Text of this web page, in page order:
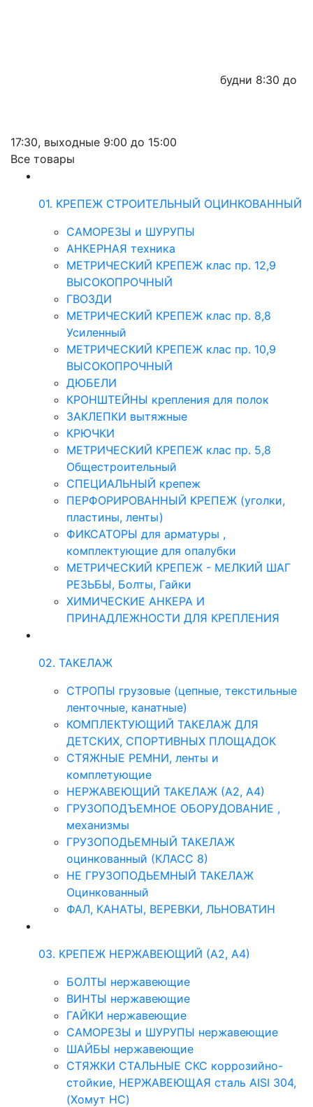
будни 8:30 до
17:30, выходные 9:00 до 15:00
Все товары
01. КРЕПЕЖ СТРОИТЕЛЬНЫЙ ОЦИНКОВАННЫЙ
САМОРЕЗЫ и ШУРУПЫ
АНКЕРНАЯ техника
МЕТРИЧЕСКИЙ КРЕПЕЖ клас пр. 12,9
ВЫСОКОПРОЧНЫЙ
ГВОЗДИ
МЕТРИЧЕСКИЙ КРЕПЕЖ клас пр. 8,8
Усиленный
МЕТРИЧЕСКИЙ КРЕПЕЖ клас пр. 10,9
ВЫСОКОПРОЧНЫЙ
ДЮБЕЛИ
КРОНШТЕЙНЫ крепления для полок
ЗАКЛЕПКИ вытяжные
КРЮЧКИ
МЕТРИЧЕСКИЙ КРЕПЕЖ клас пр. 5,8
Общестроительный
СПЕЦИАЛЬНЫЙ крепеж
ПЕРФОРИРОВАННЫЙ КРЕПЕЖ (уголки,
пластины, ленты)
ФИКСАТОРЫ для арматуры ,
комплектующие для опалубки
МЕТРИЧЕСКИЙ КРЕПЕЖ - МЕЛКИЙ ШАГ
РЕЗЬБЫ, Болты, Гайки
ХИМИЧЕСКИЕ АНКЕРА И
ПРИНАДЛЕЖНОСТИ ДЛЯ КРЕПЛЕНИЯ
02. ТАКЕЛАЖ
СТРОПЫ грузовые (цепные, текстильные
ленточные, канатные)
КОМПЛЕКТУЮЩИЙ ТАКЕЛАЖ ДЛЯ
ДЕТСКИХ, СПОРТИВНЫХ ПЛОЩАДОК
СТЯЖНЫЕ РЕМНИ, ленты и
комплетующие
НЕРЖАВЕЮЩИЙ ТАКЕЛАЖ (А2, А4)
ГРУЗОПОДЪЕМНОЕ ОБОРУДОВАНИЕ ,
механизмы
ГРУЗОПОДЬЕМНЫЙ ТАКЕЛАЖ
оцинкованный (КЛАСС 8)
НЕ ГРУЗОПОДЬЕМНЫЙ ТАКЕЛАЖ
Оцинкованный
ФАЛ, КАНАТЫ, ВЕРЕВКИ, ЛЬНОВАТИН
03. КРЕПЕЖ НЕРЖАВЕЮЩИЙ (А2, А4)
БОЛТЫ нержавеющие
ВИНТЫ нержавеющие
ГАЙКИ нержавеющие
САМОРЕЗЫ и ШУРУПЫ нержавеющие
ШАЙБЫ нержавеющие
СТЯЖКИ СТАЛЬНЫЕ СКС коррозийно-
стойкие, НЕРЖАВЕЮЩАЯ сталь AISI 304,
(Хомут НС)